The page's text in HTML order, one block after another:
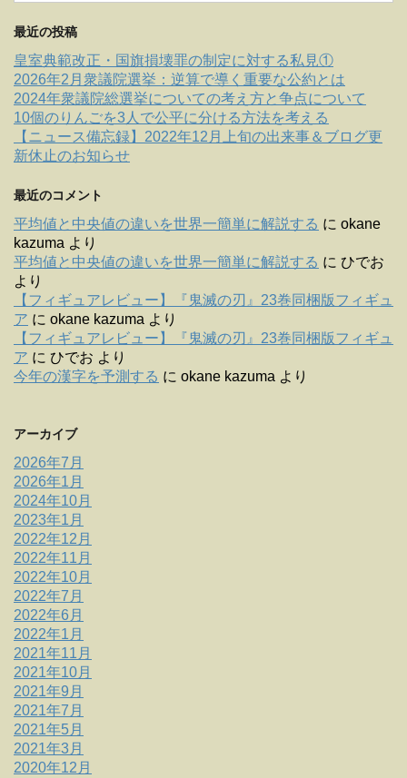
最近の投稿
皇室典範改正・国旗損壊罪の制定に対する私見①
2026年2月衆議院選挙：逆算で導く重要な公約とは
2024年衆議院総選挙についての考え方と争点について
10個のりんごを3人で公平に分ける方法を考える
【ニュース備忘録】2022年12月上旬の出来事＆ブログ更
新休止のお知らせ
最近のコメント
平均値と中央値の違いを世界一簡単に解説する に okane
kazuma より
平均値と中央値の違いを世界一簡単に解説する に ひでお
より
【フィギュアレビュー】『鬼滅の刃』23巻同梱版フィギュ
ア に okane kazuma より
【フィギュアレビュー】『鬼滅の刃』23巻同梱版フィギュ
ア に ひでお より
今年の漢字を予測する に okane kazuma より
アーカイブ
2026年7月
2026年1月
2024年10月
2023年1月
2022年12月
2022年11月
2022年10月
2022年7月
2022年6月
2022年1月
2021年11月
2021年10月
2021年9月
2021年7月
2021年5月
2021年3月
2020年12月